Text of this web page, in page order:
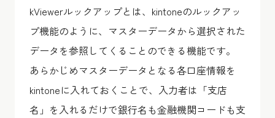
kViewerルックアップとは、kintoneのルックアッ
プ機能のように、マスターデータから選択された
データを参照してくることのできる機能です。
あらかじめマスターデータとなる各口座情報を
kintoneに入れておくことで、入力者は「支店
名」を入れるだけで銀行名も金融機関コードも支